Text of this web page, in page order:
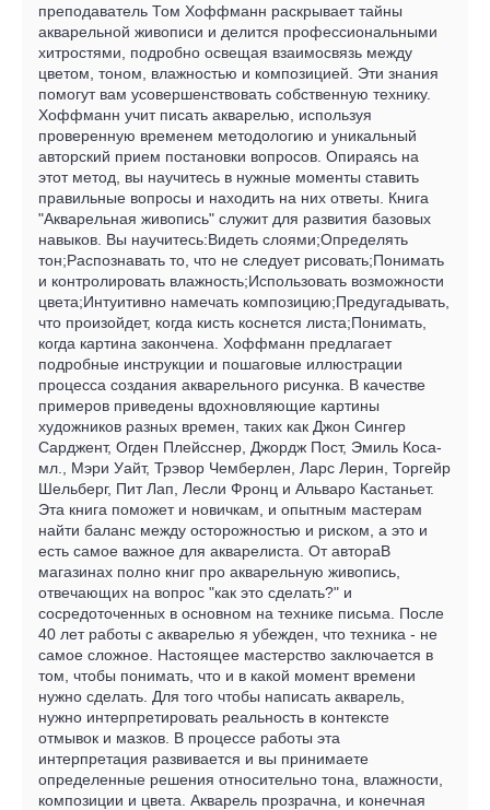
преподаватель Том Хоффманн раскрывает тайны
акварельной живописи и делится профессиональными
хитростями, подробно освещая взаимосвязь между
цветом, тоном, влажностью и композицией. Эти знания
помогут вам усовершенствовать собственную технику.
Хоффманн учит писать акварелью, используя
проверенную временем методологию и уникальный
авторский прием постановки вопросов. Опираясь на
этот метод, вы научитесь в нужные моменты ставить
правильные вопросы и находить на них ответы. Книга
"Акварельная живопись" служит для развития базовых
навыков. Вы научитесь:Видеть слоями;Определять
тон;Распознавать то, что не следует рисовать;Понимать
и контролировать влажность;Использовать возможности
цвета;Интуитивно намечать композицию;Предугадывать,
что произойдет, когда кисть коснется листа;Понимать,
когда картина закончена. Хоффманн предлагает
подробные инструкции и пошаговые иллюстрации
процесса создания акварельного рисунка. В качестве
примеров приведены вдохновляющие картины
художников разных времен, таких как Джон Сингер
Сарджент, Огден Плейсснер, Джордж Пост, Эмиль Коса-
мл., Мэри Уайт, Трэвор Чемберлен, Ларс Лерин, Торгейр
Шельберг, Пит Лап, Лесли Фронц и Альваро Кастаньет.
Эта книга поможет и новичкам, и опытным мастерам
найти баланс между осторожностью и риском, а это и
есть самое важное для акварелиста. От автораВ
магазинах полно книг про акварельную живопись,
отвечающих на вопрос "как это сделать?" и
сосредоточенных в основном на технике письма. После
40 лет работы с акварелью я убежден, что техника - не
самое сложное. Настоящее мастерство заключается в
том, чтобы понимать, что и в какой момент времени
нужно сделать. Для того чтобы написать акварель,
нужно интерпретировать реальность в контексте
отмывок и мазков. В процессе работы эта
интерпретация развивается и вы принимаете
определенные решения относительно тона, влажности,
композиции и цвета. Акварель прозрачна, и конечная